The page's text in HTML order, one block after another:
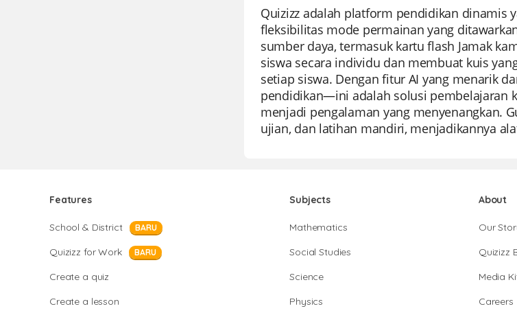
Quizizz adalah platform pendidikan dinamis
fleksibilitas mode permainan yang
sumber daya, termasuk kartu flash Jamak
siswa secara individu dan membuat kuis
setiap siswa. Dengan fitur AI yang menarik
pendidikan—ini adalah solusi pembelajaran
menjadi pengalaman yang menyenangkan.
ujian, dan latihan mandiri, menjadikannya
Features
School & District BARU
Quizizz for Work BARU
Create a quiz
Create a lesson
Subjects
Mathematics
Social Studies
Science
Physics
About
Our
Quizizz
Media
Careers